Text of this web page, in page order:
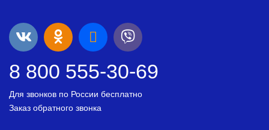
8 800 555-30-69
Для звонков по России бесплатно
Заказ обратного звонка